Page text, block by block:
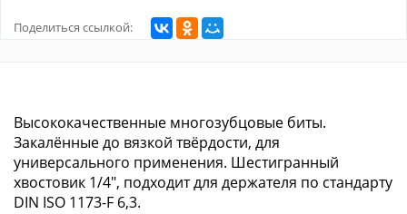
Поделиться ссылкой:
Высококачественные многозубцовые биты.
Закалённые до вязкой твёрдости, для
универсального применения. Шестигранный
хвостовик 1/4", подходит для держателя по стандарту
DIN ISO 1173-F 6,3.